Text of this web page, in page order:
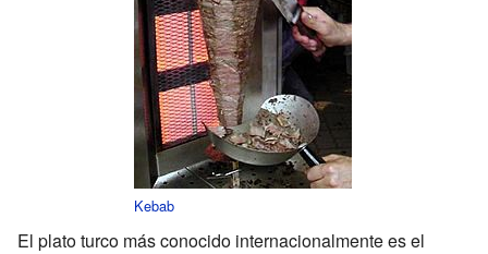
Kebab
El plato turco más conocido internacionalmente es el